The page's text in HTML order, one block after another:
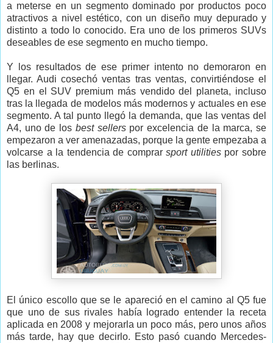
a meterse en un segmento dominado por productos poco
atractivos a nivel estético, con un diseño muy depurado y
distinto a todo lo conocido. Era uno de los primeros SUVs
deseables de ese segmento en mucho tiempo.
Y los resultados de ese primer intento no demoraron en
llegar. Audi cosechó ventas tras ventas, convirtiéndose el
Q5 en el SUV premium más vendido del planeta, incluso
tras la llegada de modelos más modernos y actuales en ese
segmento. A tal punto llegó la demanda, que las ventas del
A4, uno de los best sellerspor excelencia de la marca, se
empezaron a ver amenazadas, porque la gente empezaba a
volcarse a la tendencia de comprarsport utilities por sobre
las berlinas.
El único escollo que se le apareció en el camino al Q5 fue
que uno de sus rivales había logrado entender la receta
aplicada en 2008 y mejorarla un poco más, pero unos años
más tarde, hay que decirlo. Esto pasó cuando Mercedes-